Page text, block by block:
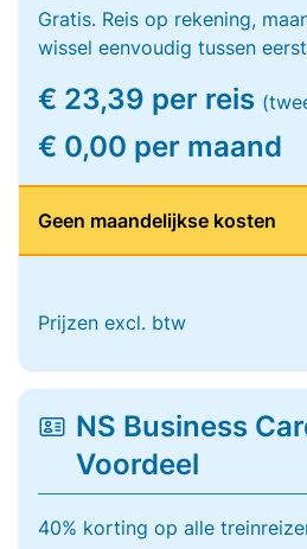
Gratis. Reis op rekening,
wissel eenvoudig tussen
€ 23,39 per reis
€ 0,00 per maand
Geen maandelijkse kosten
Prijzen excl. btw
NS Business
Voordeel
40% korting op alle